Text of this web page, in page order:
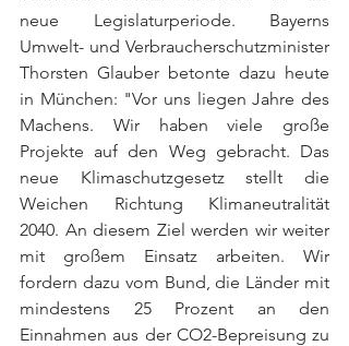
neue Legislaturperiode. Bayerns
Umwelt- und Verbraucherschutzminister
Thorsten Glauber betonte dazu heute
in München: "Vor uns liegen Jahre des
Machens. Wir haben viele große
Projekte auf den Weg gebracht. Das
neue Klimaschutzgesetz stellt die
Weichen Richtung Klimaneutralität
2040. An diesem Ziel werden wir weiter
mit großem Einsatz arbeiten. Wir
fordern dazu vom Bund, die Länder mit
mindestens 25 Prozent an den
Einnahmen aus der CO2-Bepreisung zu